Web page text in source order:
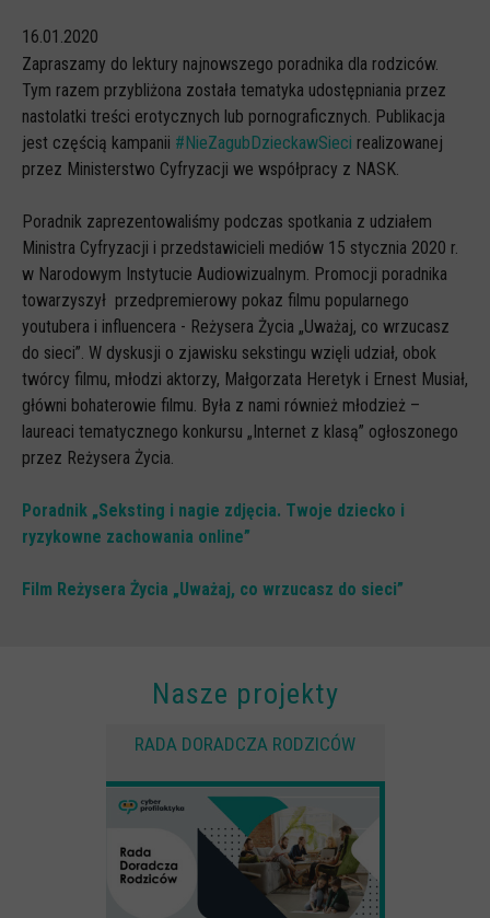
16.01.2020
Zapraszamy do lektury najnowszego poradnika dla rodziców.
Tym razem przybliżona została tematyka udostępniania przez
nastolatki treści erotycznych lub pornograficznych. Publikacja
jest częścią kampanii #NieZagubDzieckawSieci realizowanej
przez Ministerstwo Cyfryzacji we współpracy z NASK.
Poradnik zaprezentowaliśmy podczas spotkania z udziałem
Ministra Cyfryzacji i przedstawicieli mediów 15 stycznia 2020 r.
w Narodowym Instytucie Audiowizualnym. Promocji poradnika
towarzyszył przedpremierowy pokaz filmu popularnego
youtubera i influencera - Reżysera Życia „Uważaj, co wrzucasz
do sieci”. W dyskusji o zjawisku sekstingu wzięli udział, obok
twórcy filmu, młodzi aktorzy, Małgorzata Heretyk i Ernest Musiał,
główni bohaterowie filmu. Była z nami również młodzież –
laureaci tematycznego konkursu „Internet z klasą” ogłoszonego
przez Reżysera Życia.
Poradnik „Seksting i nagie zdjęcia. Twoje dziecko i
ryzykowne zachowania online”
Film Reżysera Życia „Uważaj, co wrzucasz do sieci”
Nasze projekty
RADA DORADCZA RODZICÓW
SŁOWA Z SIECI NASZYCH DZIECI
Webinaria
Webinary CEDMO
Cyfrowe wieczory dla rodziców
Cykl webinarów - marzec 2026
Multimedia
Kreskówki
Filmy
Spoty
Audiobooki
Infografiki
Badania i raporty
Gry
Gra karciana o deinformacji "Dezinfo"
Gra planszowa o cyberhigienie "Digital Brainiacs"
Kalambury z cyberhigieny "Cybermaster"
Dane teleadresowe